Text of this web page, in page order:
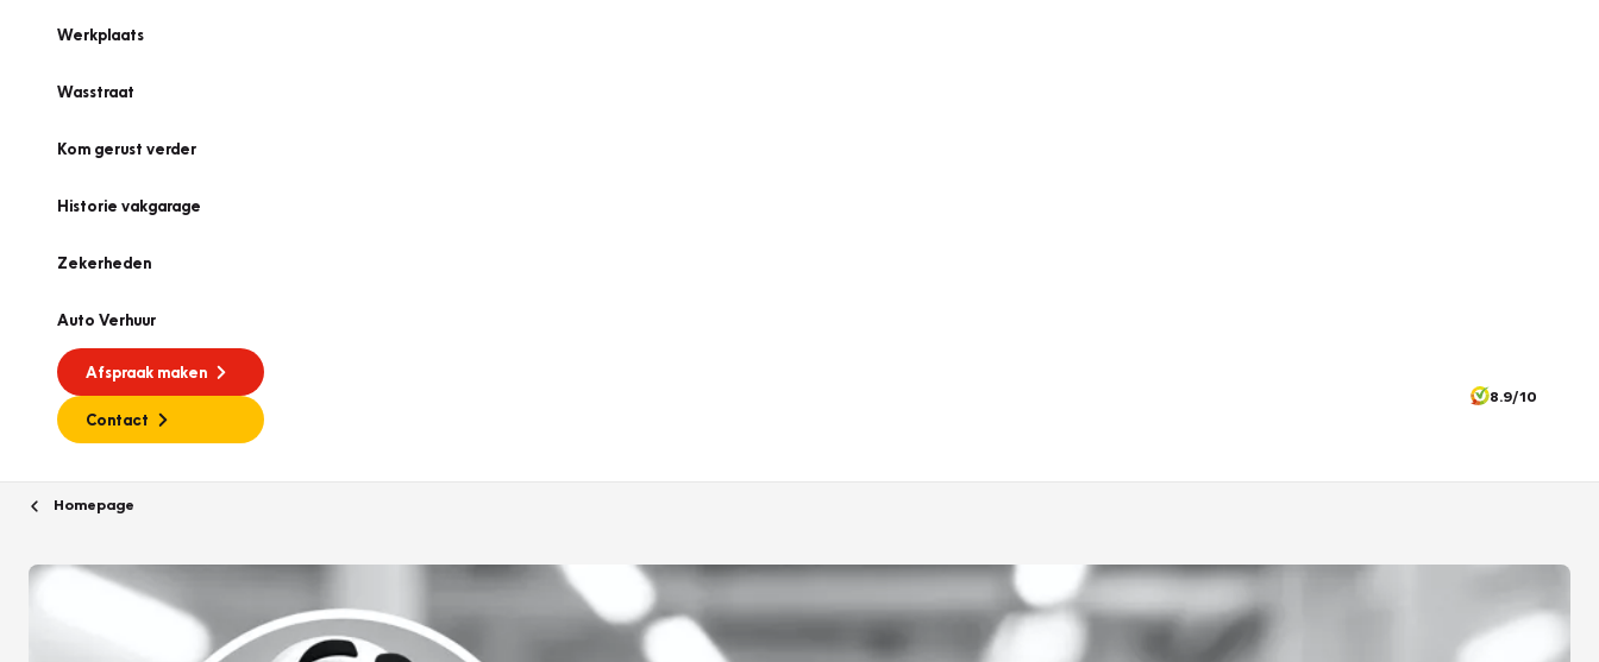
Werkplaats
Wasstraat
Kom gerust verder
Historie vakgarage
Zekerheden
Auto Verhuur
Afspraak maken
Contact
8.9/10
Homepage